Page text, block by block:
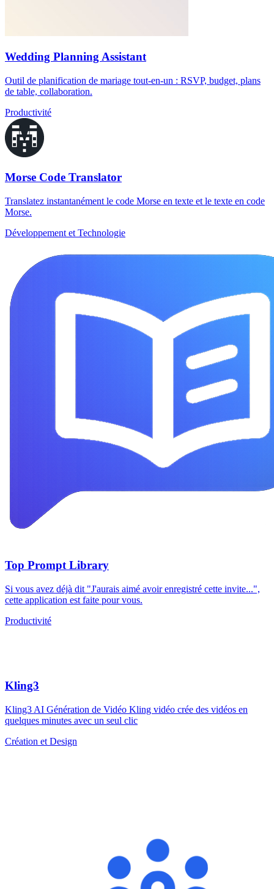
Wedding Planning Assistant
Outil de planification de mariage tout-en-un : RSVP, budget, plans
de table, collaboration.
Productivité
Morse Code Translator
Translatez instantanément le code Morse en texte et le texte en code
Morse.
Développement et Technologie
Top Prompt Library
Si vous avez déjà dit "J'aurais aimé avoir enregistré cette invite...",
cette application est faite pour vous.
Productivité
Kling3
Kling3 AI Génération de Vidéo Kling vidéo crée des vidéos en
quelques minutes avec un seul clic
Création et Design